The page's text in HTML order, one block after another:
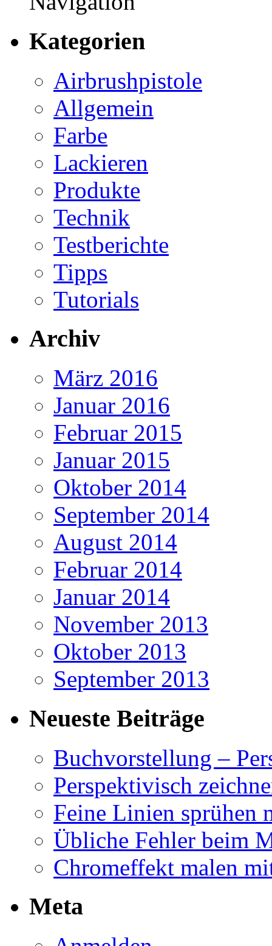
Kategorien
Airbrushpistole
Allgemein
Farbe
Lackieren
Produkte
Technik
Testberichte
Tipps
Tutorials
Archiv
März 2016
Januar 2016
Februar 2015
Januar 2015
Oktober 2014
September 2014
August 2014
Februar 2014
Januar 2014
November 2013
Oktober 2013
September 2013
Neueste Beiträge
Buchvorstellung –
Perspektivisch
Feine Linien sprühen
Übliche Fehler beim
Chromeffekt malen
Meta